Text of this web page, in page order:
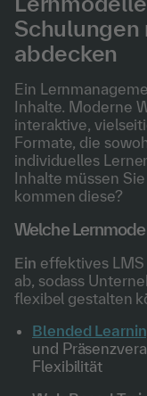
Schulungen
abdecken
Ein
Inhalte. Moderne
interaktive,
Formate, die
individuelles
Inhalte müssen
kommen diese?
Welche
Ein effektives
ab, sodass
flexibel gestalten
Blended
und
Flexibilität